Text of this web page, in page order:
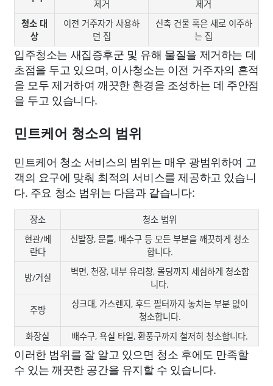
제거
제거
청소 대
상
이전 거주자가 사용하
던 집
신축 건물 혹은 새로 이주하
는 집
입주청소는 새집증후군 및 유해 물질을 제거하는 데
초점을 두고 있으며, 이사청소는 이전 거주자의 흔적
을 모두 제거하여 깨끗한 환경을 조성하는 데 주안점
을 두고 있습니다.
민트케어 청소의 범위
민트케어 청소 서비스의 범위는 매우 광범위하여 고
객의 요구에 맞춰 최적의 서비스를 제공하고 있습니
다. 주요 청소 범위는 다음과 같습니다:
장소
청소 범위
현관/베
란다
신발장, 문틀, 배수구 등 모든 부분을 깨끗하게 청소
합니다.
방/거실
벽면, 천장, 내부 유리창, 몰딩까지 세심하게 청소합
니다.
주방
싱크대, 가스렌지, 후드 필터까지 놓치는 부분 없이
청소합니다.
화장실
배수구, 욕실 타일, 환풍구까지 철저히 청소합니다.
이러한 범위를 잘 알고 있으면 청소 후에도 만족할
수 있는 깨끗한 공간을 유지할 수 있습니다.